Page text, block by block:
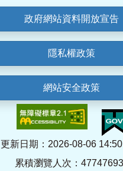
政府網站資料開放宣告
隱私權政策
網站安全政策
更新日期：2026-08-06
累積瀏覽人次：